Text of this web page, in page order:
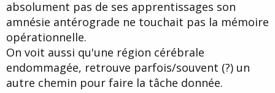
absolument pas de ses apprentissages son
amnésie antérograde ne touchait pas la mémoire
opérationnelle.
On voit aussi qu'une région cérébrale
endommagée, retrouve parfois/souvent (?) un
autre chemin pour faire la tâche donnée.